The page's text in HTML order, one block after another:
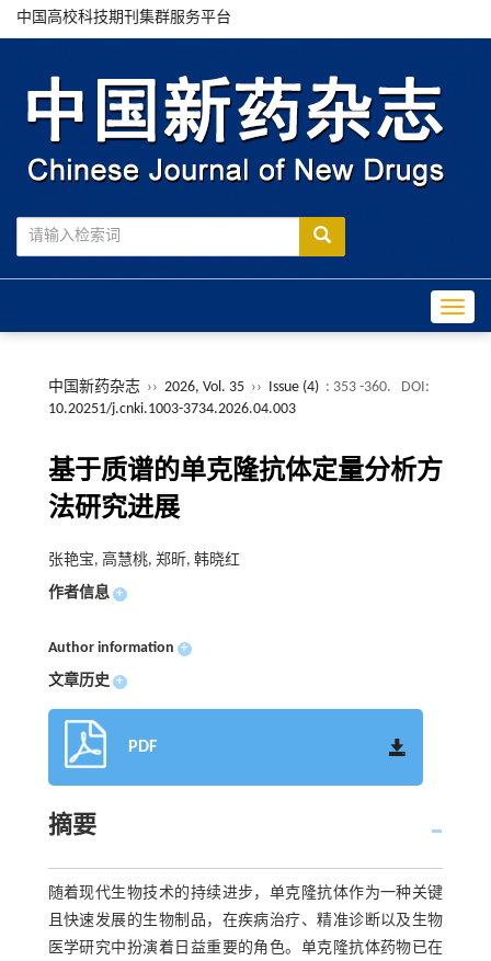
中国高校科技期刊集群服务平台
中国新药杂志 ›› 2026, Vol. 35 ›› Issue (4) : 353 -360.
DOI:
10.20251/j.cnki.1003-3734.2026.04.003
基于质谱的单克隆抗体定量分析方
法研究进展
张艳宝, 高慧桃, 郑昕, 韩晓红
作者信息 +
Author information +
文章历史 +
PDF
摘要
随着现代生物技术的持续进步，单克隆抗体作为一种关键
且快速发展的生物制品，在疾病治疗、精准诊断以及生物
医学研究中扮演着日益重要的角色。单克隆抗体药物已在